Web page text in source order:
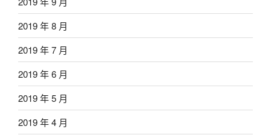
2019 年 8 月
2019 年 7 月
2019 年 6 月
2019 年 5 月
2019 年 4 月